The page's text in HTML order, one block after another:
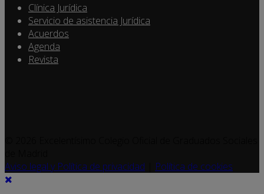
Clínica Jurídica
Servicio de asistencia Jurídica
Acuerdos
Agenda
Revista
Aviso legal y Política de privacidad
Política de cookies